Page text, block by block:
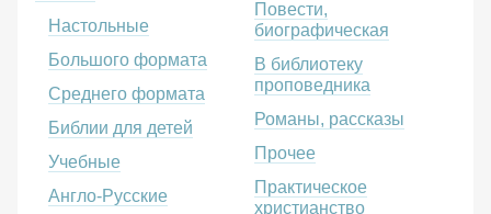
Настольные
Большого формата
Среднего формата
Библии для детей
Учебные
Англо-Русские
Повести,
биографическая
В библиотеку
проповедника
Романы, рассказы
Прочее
Практическое
христианство